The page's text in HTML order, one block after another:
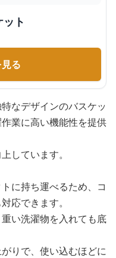
ト
る
なデザインのバスケッ
業に高い機能性を提供
しています。
に持ち運べるため、コ
応できます。
い洗濯物を入れても底
りで、使い込むほどに